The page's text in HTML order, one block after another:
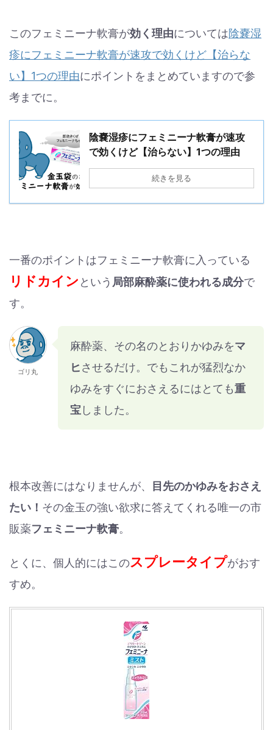
このフェミニーナ軟膏が効く理由については陰嚢湿
疹にフェミニーナ軟膏が速攻で効くけど【治らな
い】1つの理由にポイントをまとめていますので参
考までに。
陰嚢湿疹にフェミニーナ軟膏が速攻
で効くけど【治らない】1つの理由
続きを見る
一番のポイントはフェミニーナ軟膏に入っている
リドカイン という 局部麻酔薬に使われる成分で
す。
ゴリ丸
麻酔薬、その名のとおりかゆみをマ
ヒさせるだけ。でもこれが猛烈なか
ゆみをすぐにおさえるにはとても重
宝 しました。
根本改善にはなりませんが、 目先のかゆみをおさえ
たい！ その金玉の強い欲求に答えてくれる唯一の市
販薬フェミニーナ軟膏。
とくに、個人的にはこのスプレータイプがおす
すめ。